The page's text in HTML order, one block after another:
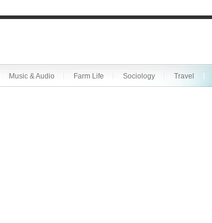
Music & Audio Farm Life Sociology Travel